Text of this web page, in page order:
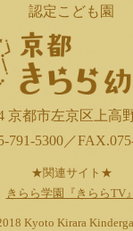
認定こども園
京都市左京区上高
791-5300／
★関連サイト★
きらら学園『きららTV』
Kyoto Kirara